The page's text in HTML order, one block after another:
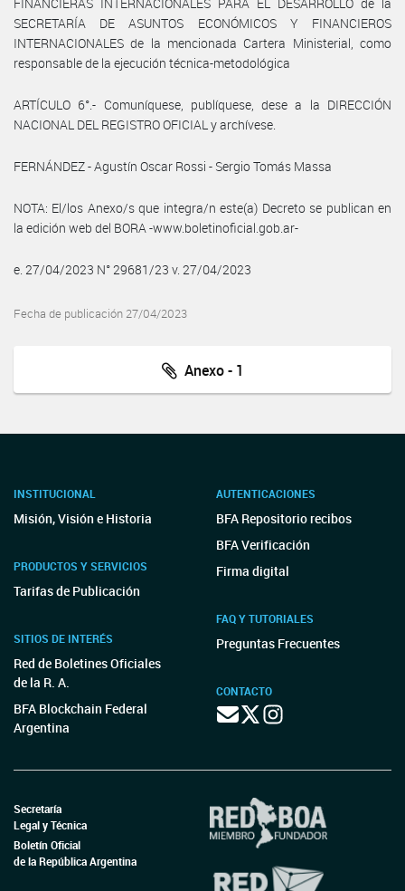
SECRETARÍA DE ASUNTOS ECONÓMICOS Y FINANCIEROS
INTERNACIONALES de la mencionada Cartera Ministerial, como
responsable de la ejecución técnica-metodológica
ARTÍCULO 6°.- Comuníquese, publíquese, dese a la DIRECCIÓN
NACIONAL DEL REGISTRO OFICIAL y archívese.
FERNÁNDEZ - Agustín Oscar Rossi - Sergio Tomás Massa
NOTA: El/los Anexo/s que integra/n este(a) Decreto se publican en
la edición web del BORA -www.boletinoficial.gob.ar-
e. 27/04/2023 N° 29681/23 v. 27/04/2023
Fecha de publicación 27/04/2023
Anexo - 1
INSTITUCIONAL
Misión, Visión e Historia
PRODUCTOS Y SERVICIOS
Tarifas de Publicación
SITIOS DE INTERÉS
Red de Boletines Oficiales
de la R. A.
BFA Blockchain Federal
Argentina
AUTENTICACIONES
BFA Repositorio recibos
BFA Verificación
Firma digital
FAQ Y TUTORIALES
Preguntas Frecuentes
CONTACTO
Secretaría
Legal y Técnica
Boletín Oficial
de la República Argentina